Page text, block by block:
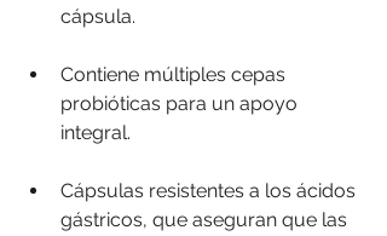
cápsula.
Contiene múltiples cepas
probióticas para un apoyo
integral.
Cápsulas resistentes a los ácidos
gástricos, que aseguran que las